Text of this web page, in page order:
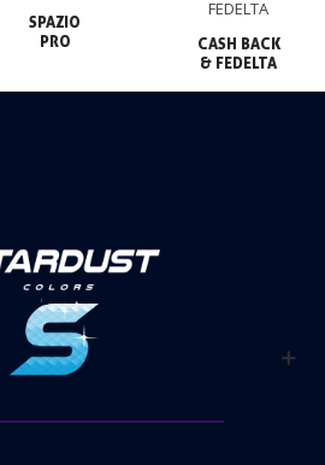
SPAZIO
PRO
CASH BACK
& FEDELTA